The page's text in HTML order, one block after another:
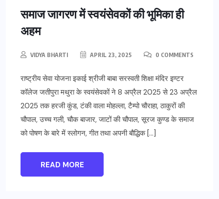
समाज जागरण में स्वयंसेवकों की भूमिका ही
अहम
VIDYA BHARTI APRIL 23, 2025 0 COMMENTS
राष्ट्रीय सेवा योजना इकाई श्रीजी बाबा सरस्वती शिक्षा मंदिर इण्टर
कॉलेज जतीपुरा मथुरा के स्वयंसेवकों ने 8 अप्रैल 2025 से 23 अप्रैल
2025 तक हरजी कुंड, टंकी वाला मोहल्ला, टैम्पो चौराहा, ठाकुरों की
चौपाल, उच्च गली, चौक बाजार, जाटों की चौपाल, सूरज कुण्ड के समाज
को पोषण के बारे में स्लोगन, गीत तथा अपनी बौद्धिक […]
READ MORE